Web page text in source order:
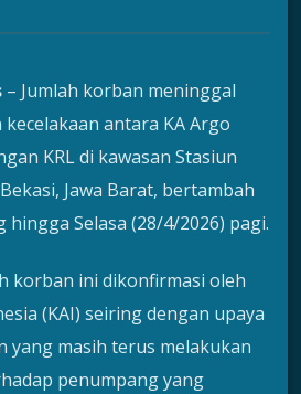
– Jumlah korban meninggal
antara KA Argo
KRL di kawasan Stasiun
Jawa Barat, bertambah
Selasa (28/4/2026) pagi.
korban ini dikonfirmasi oleh
(KAI) seiring dengan upaya
yang masih terus melakukan
penumpang yang